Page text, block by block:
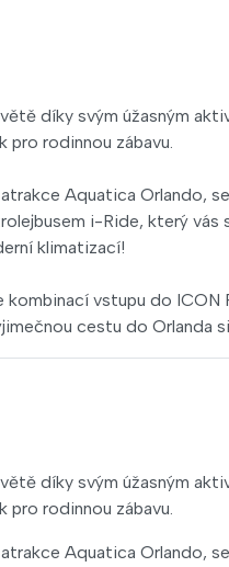
díky svým úžasným
pro rodinnou zábavu.
Aquatica Orlando,
i-Ride, který
klimatizací!
vstupu do
cestu do Orlanda
díky svým úžasným
pro rodinnou zábavu.
Aquatica Orlando,